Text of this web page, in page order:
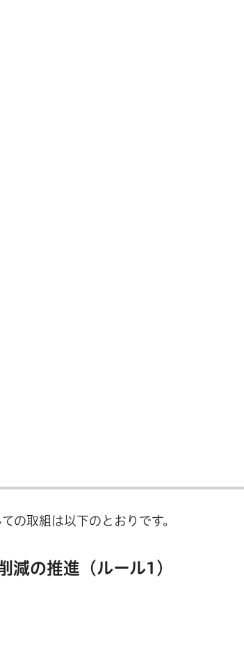
の取組は以下のとおりです。
減の推進（ルール1）